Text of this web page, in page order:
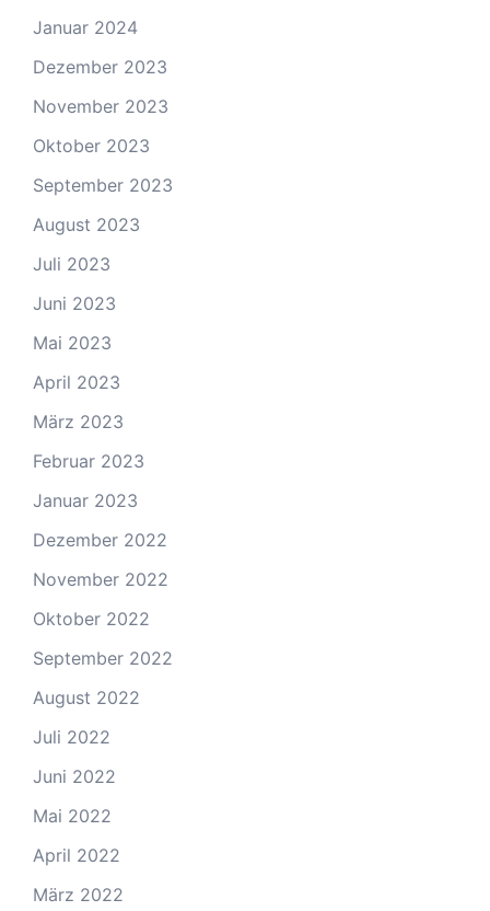
Januar 2024
Dezember 2023
November 2023
Oktober 2023
September 2023
August 2023
Juli 2023
Juni 2023
Mai 2023
April 2023
März 2023
Februar 2023
Januar 2023
Dezember 2022
November 2022
Oktober 2022
September 2022
August 2022
Juli 2022
Juni 2022
Mai 2022
April 2022
März 2022